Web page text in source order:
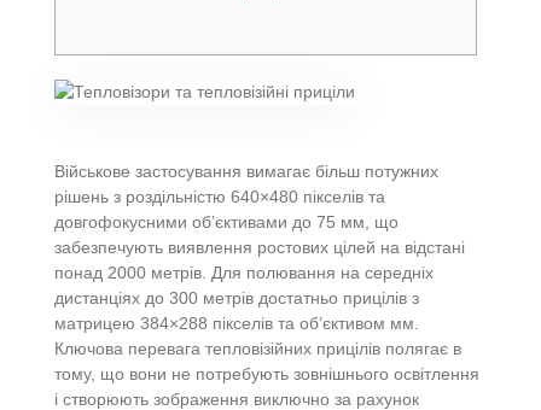
Військове застосування вимагає більш потужних
рішень з роздільністю 640×480 пікселів та
довгофокусними об’єктивами до 75 мм, що
забезпечують виявлення ростових цілей на відстані
понад 2000 метрів. Для полювання на середніх
дистанціях до 300 метрів достатньо прицілів з
матрицею 384×288 пікселів та об’єктивом мм.
Ключова перевага тепловізійних прицілів полягає в
тому, що вони не потребують зовнішнього освітлення
і створюють зображення виключно за рахунок